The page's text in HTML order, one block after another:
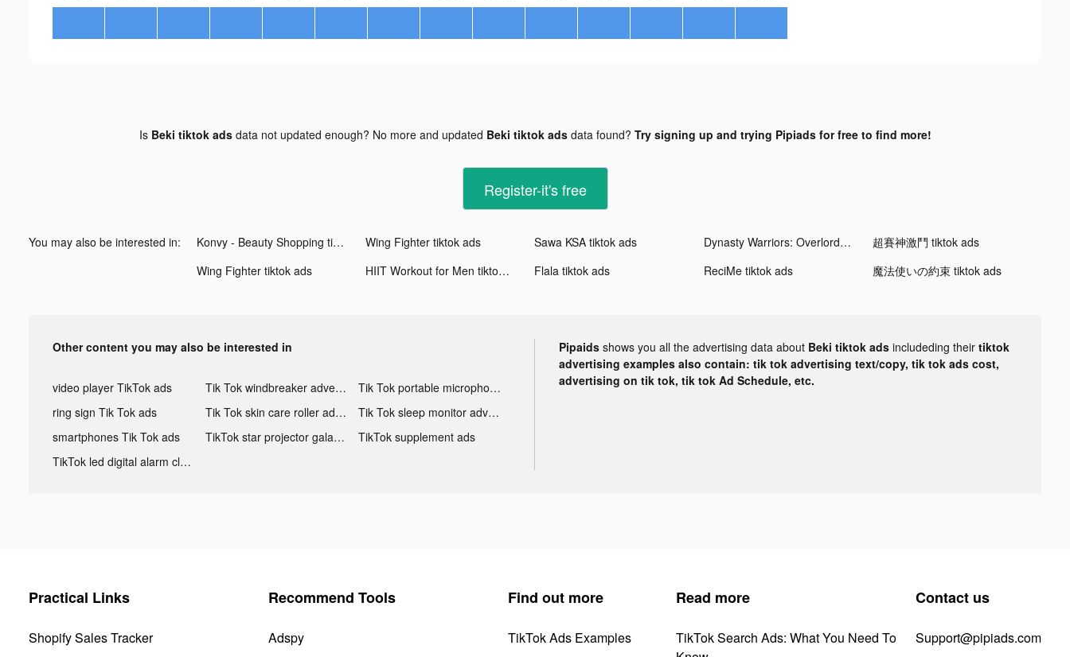
Is Beki tiktok adsdata not updated enough? No more and updated Beki tiktok adsdata found? Try signing up and trying Pipiads for free to find more!
Register-it's free
You may also be interested in: Konvy - Beauty Shopping tiktok ads Wing Fighter tiktok ads Sawa KSA tiktok ads Dynasty Warriors: Overlords PH tiktok ads
超賽神激鬥 tiktok ads
Wing Fighter tiktok ads
HIIT Workout for Men tiktok ads Flala tiktok ads ReciMe tiktok ads 魔法使いの約束 tiktok ads
Other content you may also be interested in
video player TikTok ads Tik Tok windbreaker advertising
Tik Tok portable microphone advertising
ring sign Tik Tok ads
Tik Tok skin care roller advertising
Tik Tok sleep monitor advertising
smartphones Tik Tok ads
TikTok star projector galaxy night light bluetooth ads
TikTok supplement ads
TikTok led digital alarm clock ads
Pipaids shows you all the advertising data about Beki tiktok ads includeding their tiktok
advertising examples also contain: tik tok advertising text/copy, tik tok ads cost,
advertising on tik tok, tik tok Ad Schedule, etc.
Practical Links
Shopify Sales Tracker
Recommend Tools
Adspy
Find out more
TikTok Ads Examples
Read more
TikTok Search Ads: What You Need To
Contact us
Support@pipiads.com